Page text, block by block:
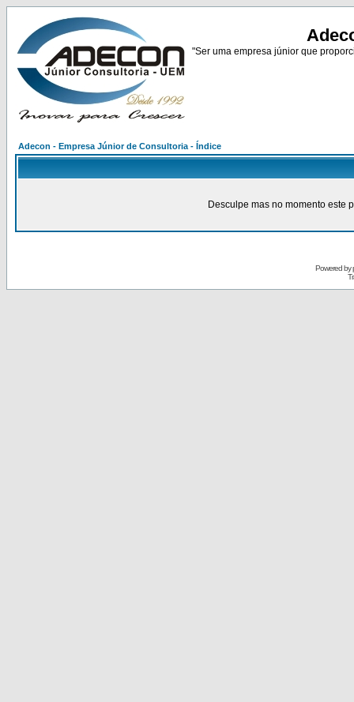
"Ser uma empresa júnior que
Adecon - Empresa Júnior de Consultoria - Índice
Desculpe mas no momento este
Powered by